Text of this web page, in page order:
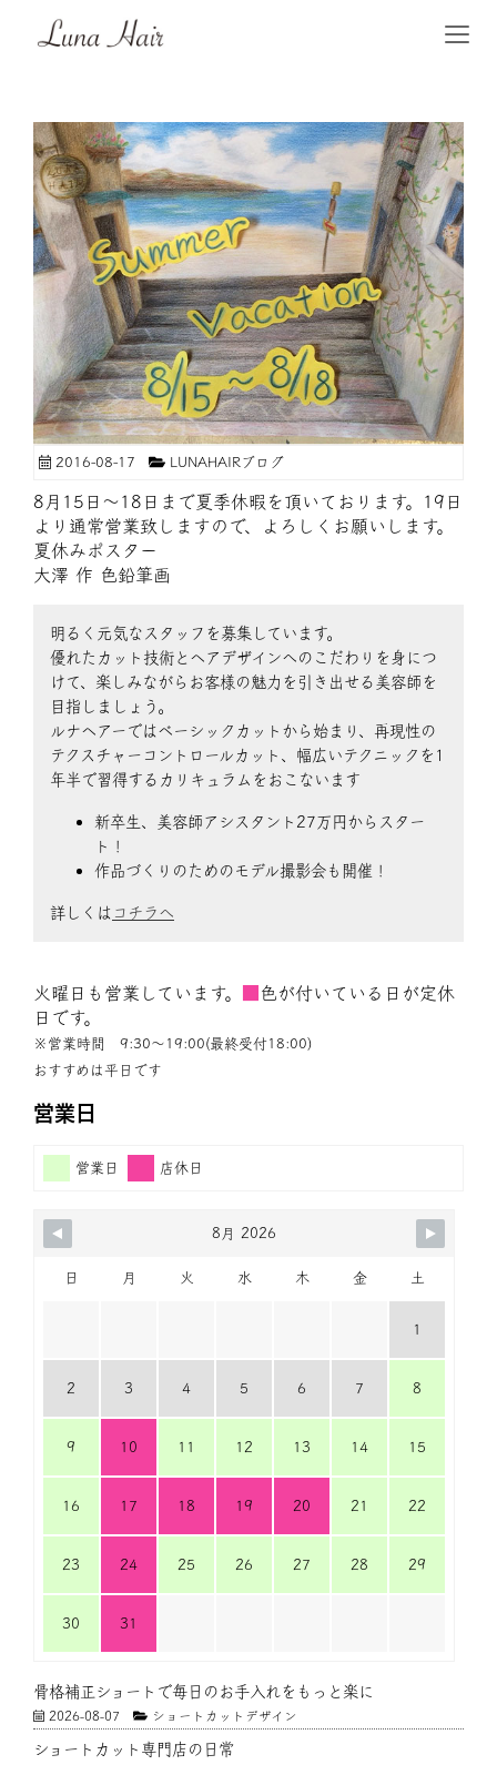
2016-08-17 LUNAHAIRブログ
8月15日〜18日まで夏季休暇を頂いております。19日
より通常営業致しますので、よろしくお願いします。
夏休みポスター
大澤 作 色鉛筆画
明るく元気なスタッフを募集しています。
優れたカット技術とヘアデザインへのこだわりを身につ
けて、楽しみながらお客様の魅力を引き出せる美容師を
目指しましょう。
ルナヘアーではベーシックカットから始まり、再現性の
テクスチャーコントロールカット、幅広いテクニックを1
年半で習得するカリキュラムをおこないます
新卒生、美容師アシスタント27万円からスター
ト！
作品づくりのためのモデル撮影会も開催！
詳しくは コチラへ
火曜日も営業しています。
色が付いている日が定休
日です。
※営業時間 9:30〜19:00(最終受付18:00)
おすすめは平日です
営業日
営業日 店休日
8月 2026
日 月 火 水 木 金 土
1
2 3 4 5 6 7 8
9 10 11 12 13 14 15
16 17 18 19 20 21 22
23 24 25 26 27 28 29
30 31
骨格補正ショートで毎日のお手入れをもっと楽に
2026-08-07 ショートカットデザイン
ショートカット専門店の日常